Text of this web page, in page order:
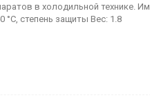
в холодильной технике.
степень защиты Вес: 1.8